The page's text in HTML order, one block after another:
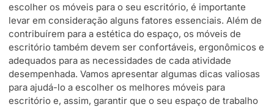
escolher os móveis para o seu escritório, é importante
levar em consideração alguns fatores essenciais. Além de
contribuírem para a estética do espaço, os móveis de
escritório também devem ser confortáveis, ergonômicos e
adequados para as necessidades de cada atividade
desempenhada. Vamos apresentar algumas dicas valiosas
para ajudá-lo a escolher os melhores móveis para
escritório e, assim, garantir que o seu espaço de trabalho